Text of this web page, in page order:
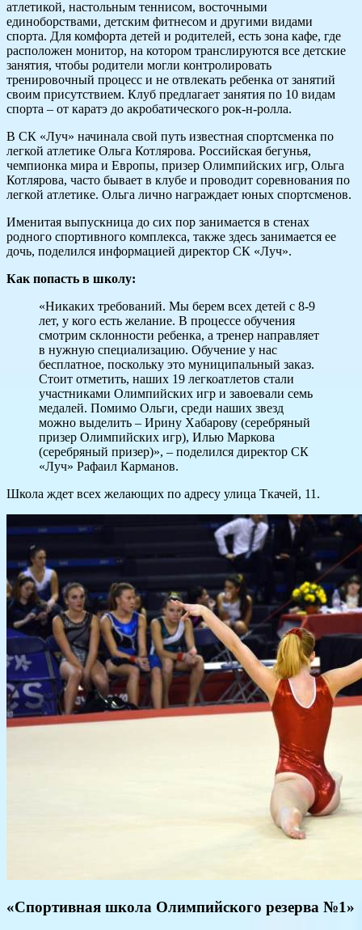
атлетикой, настольным теннисом, восточными
единоборствами, детским фитнесом и другими видами
спорта. Для комфорта детей и родителей, есть зона кафе, где
расположен монитор, на котором транслируются все детские
занятия, чтобы родители могли контролировать
тренировочный процесс и не отвлекать ребенка от занятий
своим присутствием. Клуб предлагает занятия по 10 видам
спорта – от каратэ до акробатического рок-н-ролла.
В СК «Луч» начинала свой путь известная спортсменка по
легкой атлетике Ольга Котлярова. Российская бегунья,
чемпионка мира и Европы, призер Олимпийских игр, Ольга
Котлярова, часто бывает в клубе и проводит соревнования по
легкой атлетике. Ольга лично награждает юных спортсменов.
Именитая выпускница до сих пор занимается в стенах
родного спортивного комплекса, также здесь занимается ее
дочь, поделился информацией директор СК «Луч».
Как попасть в школу:
«Никаких требований. Мы берем всех детей с 8-9
лет, у кого есть желание. В процессе обучения
смотрим склонности ребенка, а тренер направляет
в нужную специализацию. Обучение у нас
бесплатное, поскольку это муниципальный заказ.
Стоит отметить, наших 19 легкоатлетов стали
участниками Олимпийских игр и завоевали семь
медалей. Помимо Ольги, среди наших звезд
можно выделить – Ирину Хабарову (серебряный
призер Олимпийских игр), Илью Маркова
(серебряный призер)», – поделился директор СК
«Луч» Рафаил Карманов.
Школа ждет всех желающих по адресу улица Ткачей, 11.
«Спортивная школа Олимпийского резерва №1»